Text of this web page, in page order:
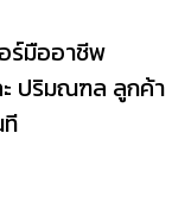
ร์มืออาชีพ
ะ ปริมณฑล ลูกค้า